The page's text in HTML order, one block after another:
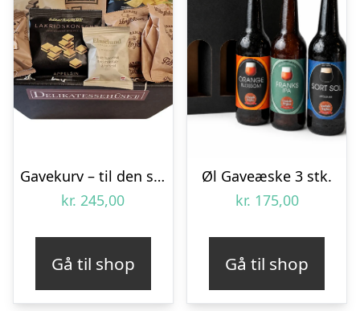
Gavekurv – til den sliksultne
kr. 245,00
Gå til shop
Øl Gaveæske 3 stk.
kr. 175,00
Gå til shop